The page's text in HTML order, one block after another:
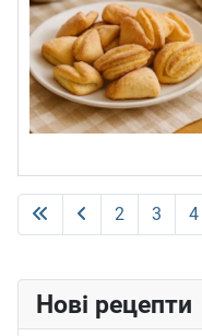
2 3 4
Нові рецепти